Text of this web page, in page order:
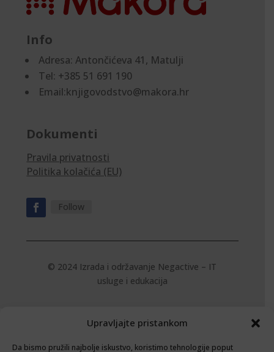
Upravljajte pristankom
Da bismo pružili najbolje iskustvo, koristimo tehnologije poput
Info
Adresa:Antončićeva 41, Matulji
Tel: +385 51 691 190
Email:knjigovodstvo@makora.hr
Dokumenti
Pravila privatnosti
Politika kolačića (EU)
Follow
© 2024 Izrada i održavanje Negactive – IT
usluge i edukacija